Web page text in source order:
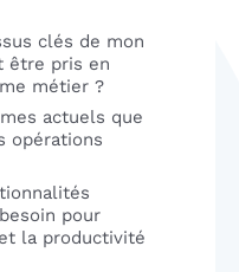
clés de mon
être pris en
métier ?
actuels que
opérations
pour
la productivité